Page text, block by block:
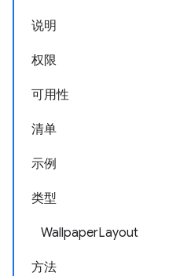
说明
权限
可用性
清单
示例
类型
WallpaperLayout
方法